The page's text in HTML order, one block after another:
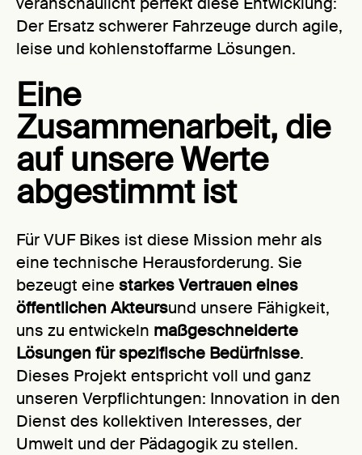
Der Ersatz schwerer Fahrzeuge durch agile,
leise und kohlenstoffarme Lösungen.
Eine
Zusammenarbeit, die
auf unsere Werte
abgestimmt ist
Für VUF Bikes ist diese Mission mehr als
eine technische Herausforderung. Sie
bezeugt eine starkes Vertrauen eines
öffentlichen Akteursund unsere Fähigkeit,
uns zu entwickeln maßgeschneiderte
Lösungen für spezifische Bedürfnisse.
Dieses Projekt entspricht voll und ganz
unseren Verpflichtungen: Innovation in den
Dienst des kollektiven Interesses, der
Umwelt und der Pädagogik zu stellen.